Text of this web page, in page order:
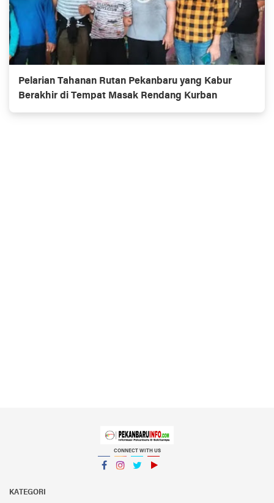
Pelarian Tahanan Rutan Pekanbaru yang Kabur
Berakhir di Tempat Masak Rendang Kurban
CONNECT WITH US
KATEGORI